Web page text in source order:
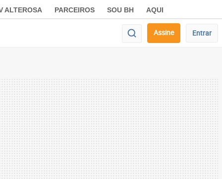
ALTEROSA PARCEIROS SOU BH AQUI
Assine Entrar